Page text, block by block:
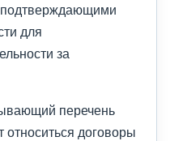
подтверждающими
для
за
перечень
относиться договоры